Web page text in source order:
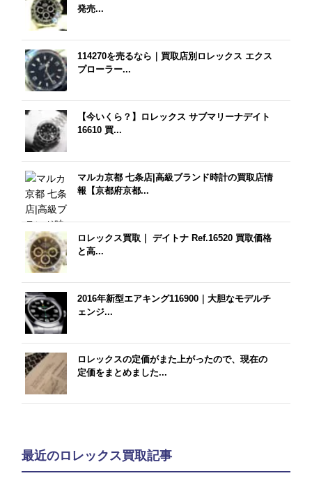
発売...
114270を売るなら｜買取店別ロレックス エクス
プローラー...
【今いくら？】ロレックス サブマリーナデイト
16610 買...
マルカ京都 七条店|高級ブランド時計の買取店情
報【京都府京都...
ロレックス買取｜ デイトナ Ref.16520 買取価格
と高...
2016年新型エアキング116900｜大胆なモデルチ
ェンジ...
ロレックスの定価がまた上がったので、現在の
定価をまとめました...
最近のロレックス買取記事